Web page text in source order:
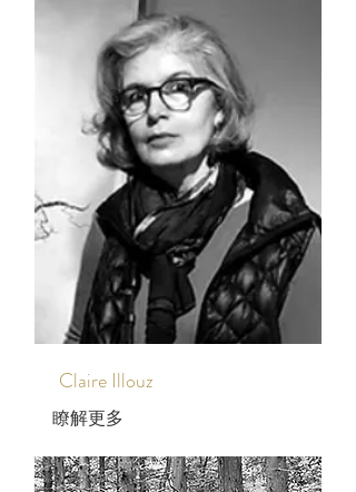
Claire Illouz
瞭解更多